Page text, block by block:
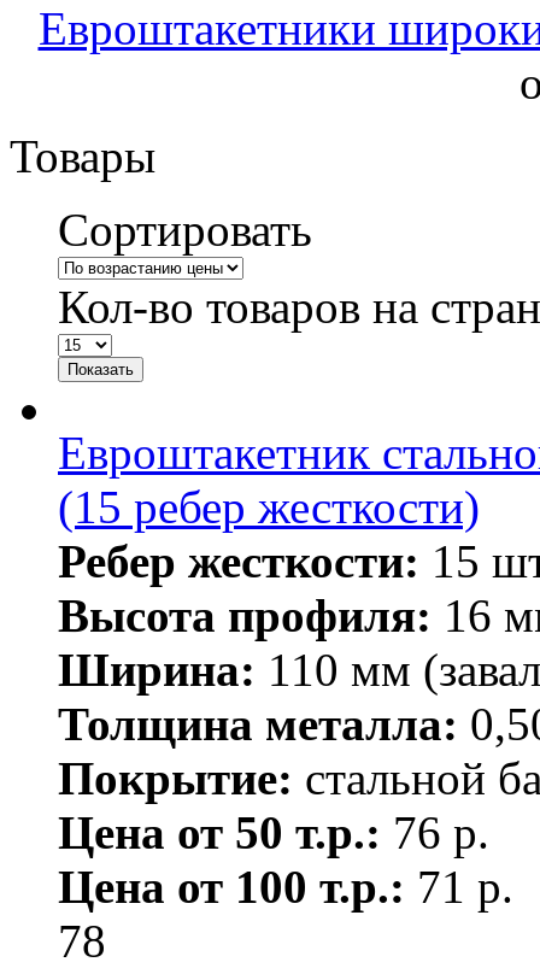
Евроштакетники
Товары
Сортировать
Кол-во товаров на
Евроштакетник
(15 ребер жесткости)
Ребер жесткости: 15
Высота профиля: 16
Ширина: 110 мм
Толщина металла:
Покрытие: стальной
Цена от 50 т.р.: 76 р.
Цена от 100 т.р.: 71 р.
78